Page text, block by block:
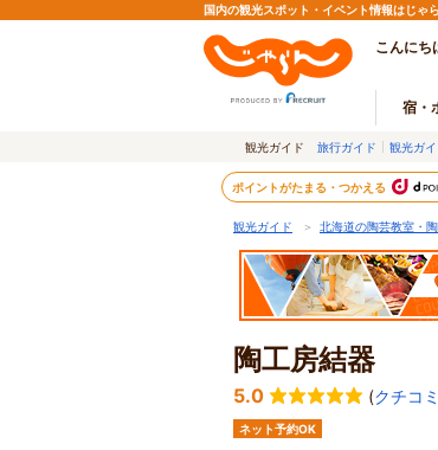
国内の観光スポット・イベント情報はじ
こんにち
宿・
観光ガイド 旅行ガイド 観光ガイ
ポイントがたまる・つかえる
観光ガイド ＞ 北海道の陶芸教室・
陶工房結器
5.0 (クチコ
ネット予約OK